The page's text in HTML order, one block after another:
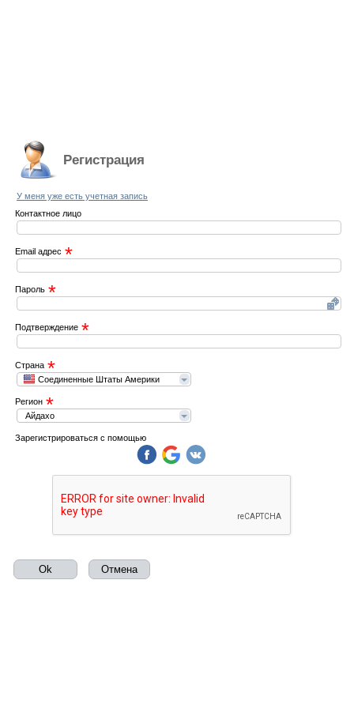
Регистрация
У меня уже есть учетная запись
Контактное лицо
Email адрес *
Пароль *
Подтверждение *
Страна *
Соединенные Штаты Америки
Регион *
Айдахо
Зарегистрироваться с помощью